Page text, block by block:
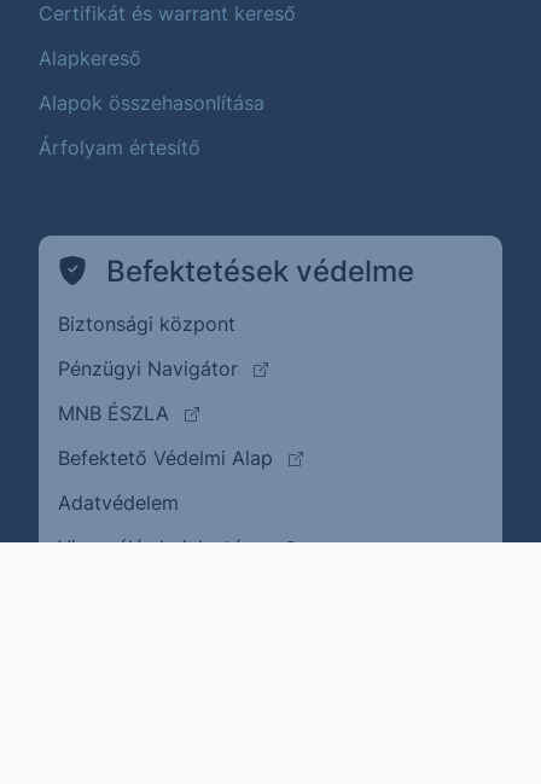
Certifikát és warrant kereső
Alapkereső
Alapok összehasonlítása
Árfolyam értesítő
Befektetések védelme
Biztonsági központ
Pénzügyi Navigátor
(külső oldalra ugrik)
MNB ÉSZLA
(külső oldalra ugrik)
Befektető Védelmi Alap
(külső oldalra ugrik)
Adatvédelem
Visszaélés bejelentése(külső oldalra ugrik)